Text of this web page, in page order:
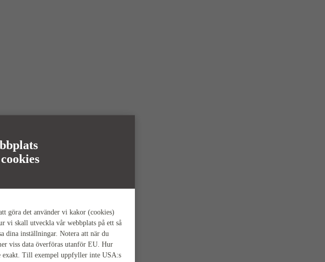
göra det använder vi kakor (cookies)
vi skall utveckla vår webbplats på ett så
dina inställningar. Notera att när du
viss data överföras utanför EU. Hur
exakt. Till exempel uppfyller inte USA:s